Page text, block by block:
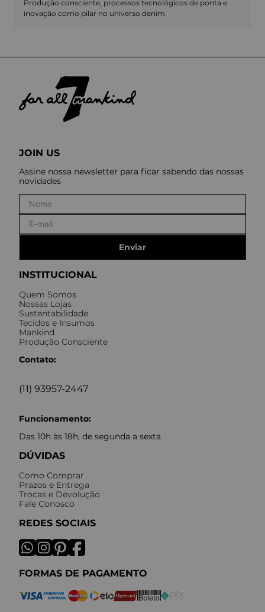
Produção consciente, processos tecnológicos de ponta e
inovação como pilar no universo denim.
INSTITUCIONAL
Quem Somos
Nossas Lojas
Sustentabilidade
Tecidos e Insumos
Mankind
Produção Consciente
Contato:
(11) 93957-2447
Funcionamento:
Das 10h às 18h, de segunda a sexta
DÚVIDAS
Como Comprar
Prazos e Entrega
Trocas e Devolução
Fale Conosco
REDES SOCIAIS
FORMAS DE PAGAMENTO
JOIN US
Assine nossa newsletter para ficar sabendo das nossas
novidades
Enviar